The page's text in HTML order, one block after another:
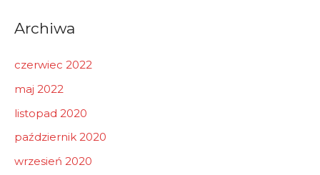
Archiwa
czerwiec 2022
maj 2022
listopad 2020
październik 2020
wrzesień 2020